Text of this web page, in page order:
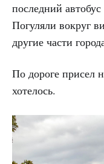
последний
Погуляли вокруг
другие части
По дороге присел
хотелось.